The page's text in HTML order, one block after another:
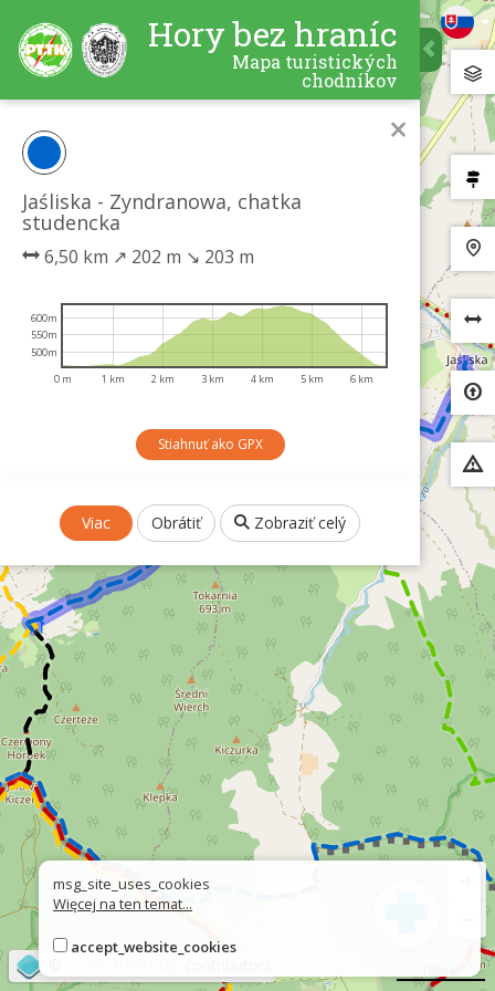
Hory bez hraníc
Mapa turistických
chodníkov
×
Jaśliska - Zyndranowa, chatka
studencka
6,50 km ↗ 202 m ↘ 203 m
0 m 1 km 2 km 3 km 4 km 5 km 6 km
500m
550m
600m
Stiahnuť ako GPX
Viac Obrátiť Zobraziť celý
msg_site_uses_cookies
Więcej na ten temat...
accept_website_cookies